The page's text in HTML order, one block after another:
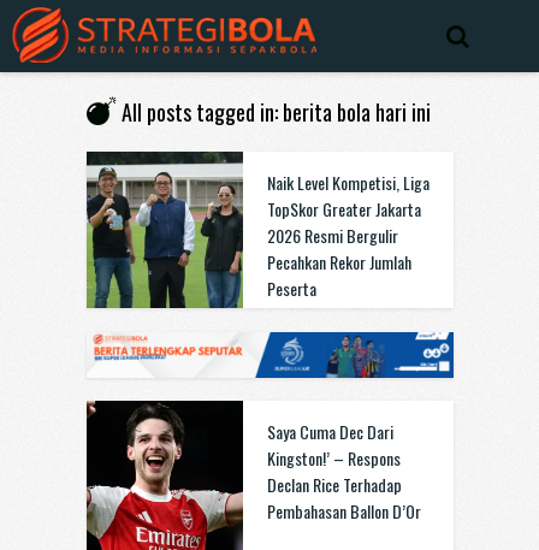
All posts tagged in: berita bola hari ini
Naik Level Kompetisi, Liga
TopSkor Greater Jakarta
2026 Resmi Bergulir
Pecahkan Rekor Jumlah
Peserta
Saya Cuma Dec Dari
Kingston!’ – Respons
Declan Rice Terhadap
Pembahasan Ballon D’Or